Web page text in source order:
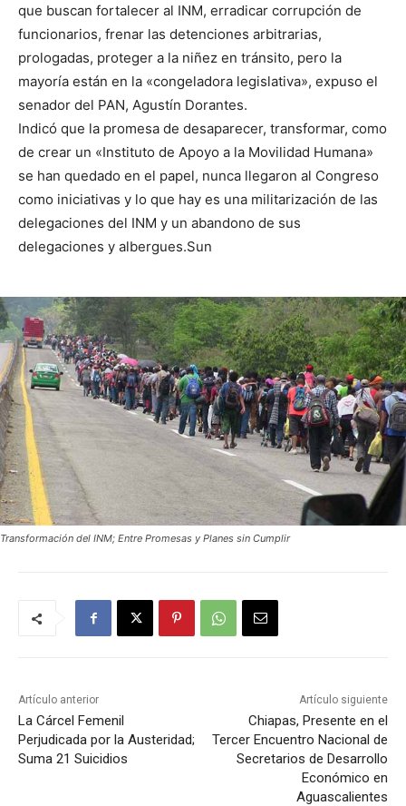
que buscan fortalecer al INM, erradicar corrupción de
funcionarios, frenar las detenciones arbitrarias,
prologadas, proteger a la niñez en tránsito, pero la
mayoría están en la «congeladora legislativa», expuso el
senador del PAN, Agustín Dorantes.
Indicó que la promesa de desaparecer, transformar, como
de crear un «Instituto de Apoyo a la Movilidad Humana»
se han quedado en el papel, nunca llegaron al Congreso
como iniciativas y lo que hay es una militarización de las
delegaciones del INM y un abandono de sus
delegaciones y albergues.Sun
Transformación del INM; Entre Promesas y Planes sin Cumplir
Artículo anterior
La Cárcel Femenil
Perjudicada por la Austeridad;
Suma 21 Suicidios
Artículo siguiente
Chiapas, Presente en el
Tercer Encuentro Nacional de
Secretarios de Desarrollo
Económico en
Aguascalientes